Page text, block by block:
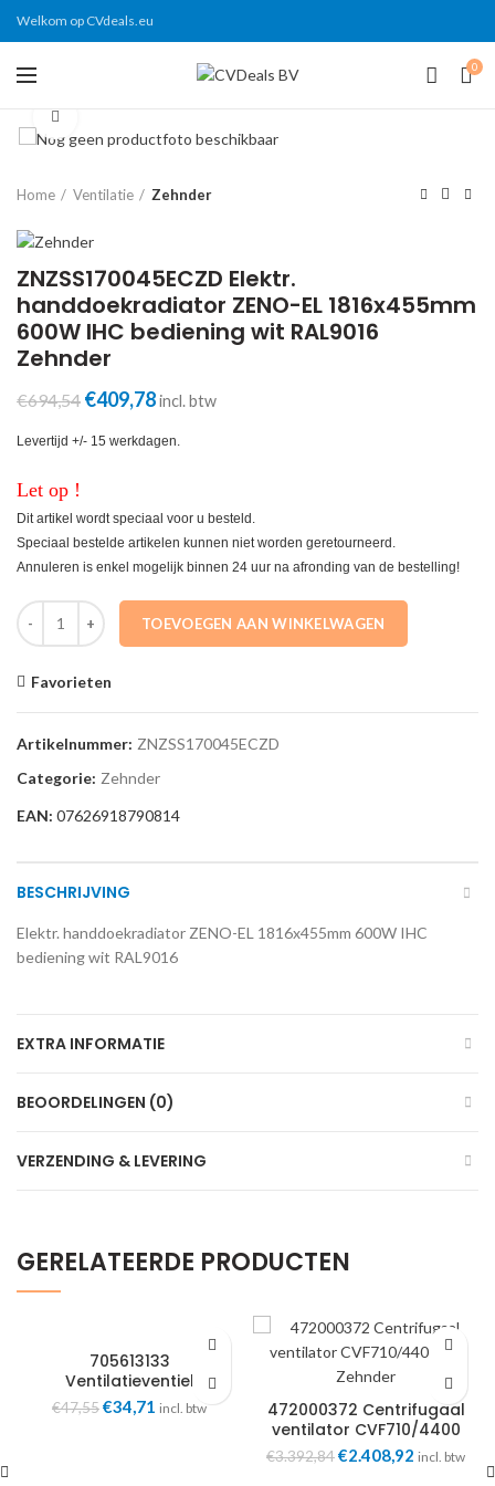
Welkom op CVdeals.eu
0
Home Ventilatie Zehnder
ZNZSS170045ECZD Elektr.
handdoekradiator ZENO-EL 1816x455mm
600W IHC bediening wit RAL9016
Zehnder
€694,54 Oorspronkelijke
was:
€409,78Huidige
is:
incl. btw
Levertijd +/- 15 werkdagen.
Let op !
Dit artikel wordt speciaal voor u besteld.
Speciaal bestelde artikelen kunnen niet worden geretourneerd.
Annuleren is enkel mogelijk binnen 24 uur na afronding van de bestelling!
ZNZSS170045ECZD Elektr. handdoekradiator ZENO-EL
TOEVOEGEN AAN WINKELWAGEN
Favorieten
Artikelnummer: ZNZSS170045ECZD
Categorie: Zehnder
EAN: 07626918790814
BESCHRIJVING
Elektr. handdoekradiator ZENO-EL 1816x455mm 600W IHC
bediening wit RAL9016
EXTRA INFORMATIE
BEOORDELINGEN (0)
VERZENDING & LEVERING
GERELATEERDE PRODUCTEN
705613133
Ventilatieventiel
luchtafvoer ComfoValve
Luna E Zwart Zehnder
€47,55Oorspronkelijke
€34,71 Huidige
incl. btw
472000372 Centrifugaal
ventilator CVF710/4400
full Zehnder
€3.392,84Oorspronkelijke
€2.408,92 Huidige
incl. btw